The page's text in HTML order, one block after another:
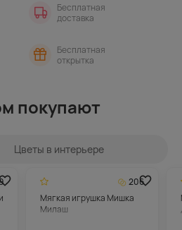
Бесплатная
доставка
Бесплатная
открытка
покупают
Цветы в интерьере
206
Мягкая игрушка Мишка
Милаш